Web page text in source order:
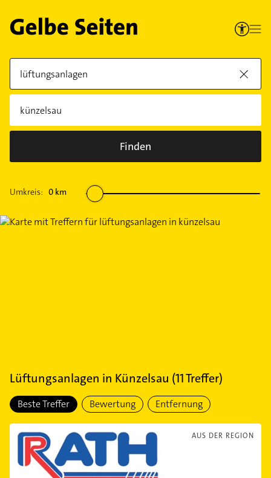
Finden
Umkreis: 0 km
Lüftungsanlagen in Künzelsau (11Treffer)
Beste Treffer Bewertung Entfernung
AUS DER REGION